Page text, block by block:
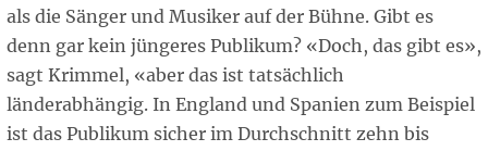
als die Sänger und Musiker auf der Bühne. Gibt es
denn gar kein jüngeres Publikum? «Doch, das gibt es»,
sagt Krimmel, «aber das ist tatsächlich
länderabhängig. In England und Spanien zum Beispiel
ist das Publikum sicher im Durchschnitt zehn bis